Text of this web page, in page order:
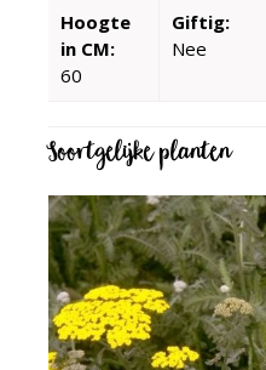
Hoogte
in CM:
60
Giftig:
Nee
Soortgelijke planten